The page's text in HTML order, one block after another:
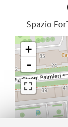
+
-
Spazio